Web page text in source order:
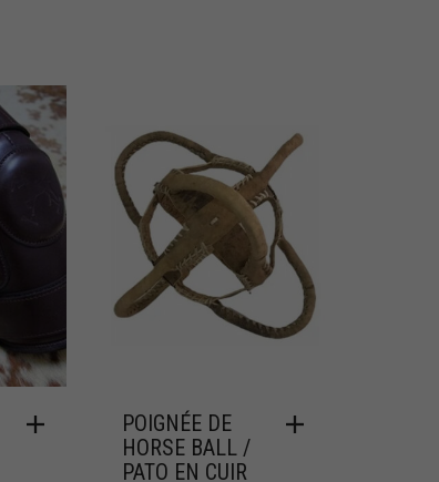
POIGNÉE DE
HORSE BALL /
PATO EN CUIR